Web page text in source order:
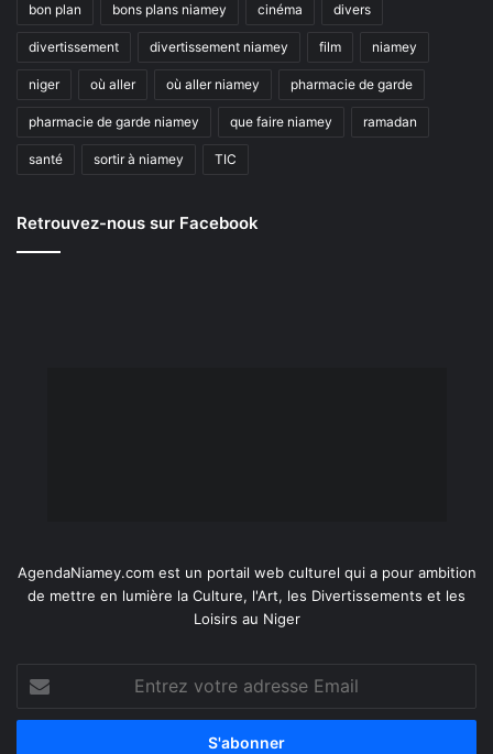
bon plan bons plans niamey cinéma divers
divertissement divertissement niamey film niamey
niger où aller où aller niamey pharmacie de garde
pharmacie de garde niamey que faire niamey ramadan
santé sortir à niamey TIC
Retrouvez-nous sur Facebook
AgendaNiamey.com est un portail web culturel qui a pour ambition
de mettre en lumière la Culture, l'Art, les Divertissements et les
Loisirs au Niger
Entrez
votre
adresse